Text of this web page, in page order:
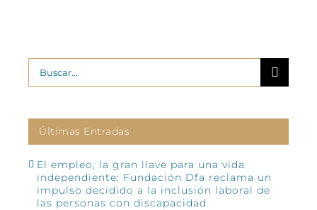
Buscar:
Últimas Entradas
El empleo, la gran llave para una vida
independiente: Fundación Dfa reclama un
impulso decidido a la inclusión laboral de
las personas con discapacidad